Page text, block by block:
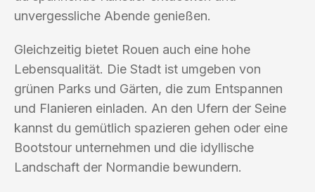
unvergessliche Abende genießen.
Gleichzeitig bietet Rouen auch eine hohe
Lebensqualität. Die Stadt ist umgeben von
grünen Parks und Gärten, die zum Entspannen
und Flanieren einladen. An den Ufern der Seine
kannst du gemütlich spazieren gehen oder eine
Bootstour unternehmen und die idyllische
Landschaft der Normandie bewundern.